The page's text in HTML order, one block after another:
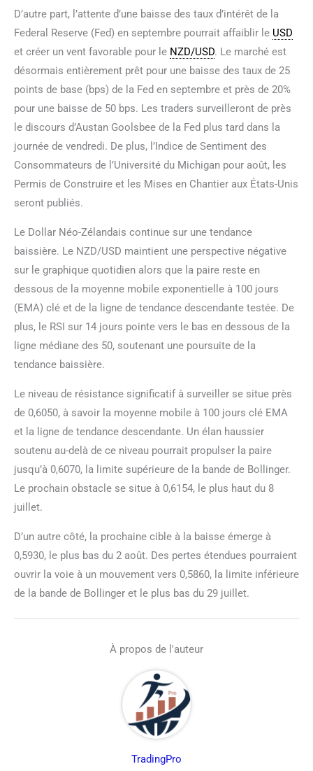
D’autre part, l’attente d’une baisse des taux d’intérêt de la
Federal Reserve (Fed) en septembre pourrait affaiblir le USD
et créer un vent favorable pour le NZD/USD. Le marché est
désormais entièrement prêt pour une baisse des taux de 25
points de base (bps) de la Fed en septembre et près de 20%
pour une baisse de 50 bps. Les traders surveilleront de près
le discours d’Austan Goolsbee de la Fed plus tard dans la
journée de vendredi. De plus, l’Indice de Sentiment des
Consommateurs de l’Université du Michigan pour août, les
Permis de Construire et les Mises en Chantier aux États-Unis
seront publiés.
Le Dollar Néo-Zélandais continue sur une tendance
baissière. Le NZD/USD maintient une perspective négative
sur le graphique quotidien alors que la paire reste en
dessous de la moyenne mobile exponentielle à 100 jours
(EMA) clé et de la ligne de tendance descendante testée. De
plus, le RSI sur 14 jours pointe vers le bas en dessous de la
ligne médiane des 50, soutenant une poursuite de la
tendance baissière.
Le niveau de résistance significatif à surveiller se situe près
de 0,6050, à savoir la moyenne mobile à 100 jours clé EMA
et la ligne de tendance descendante. Un élan haussier
soutenu au-delà de ce niveau pourrait propulser la paire
jusqu’à 0,6070, la limite supérieure de la bande de Bollinger.
Le prochain obstacle se situe à 0,6154, le plus haut du 8
juillet.
D’un autre côté, la prochaine cible à la baisse émerge à
0,5930, le plus bas du 2 août. Des pertes étendues pourraient
ouvrir la voie à un mouvement vers 0,5860, la limite inférieure
de la bande de Bollinger et le plus bas du 29 juillet.
À propos de l'auteur
TradingPro